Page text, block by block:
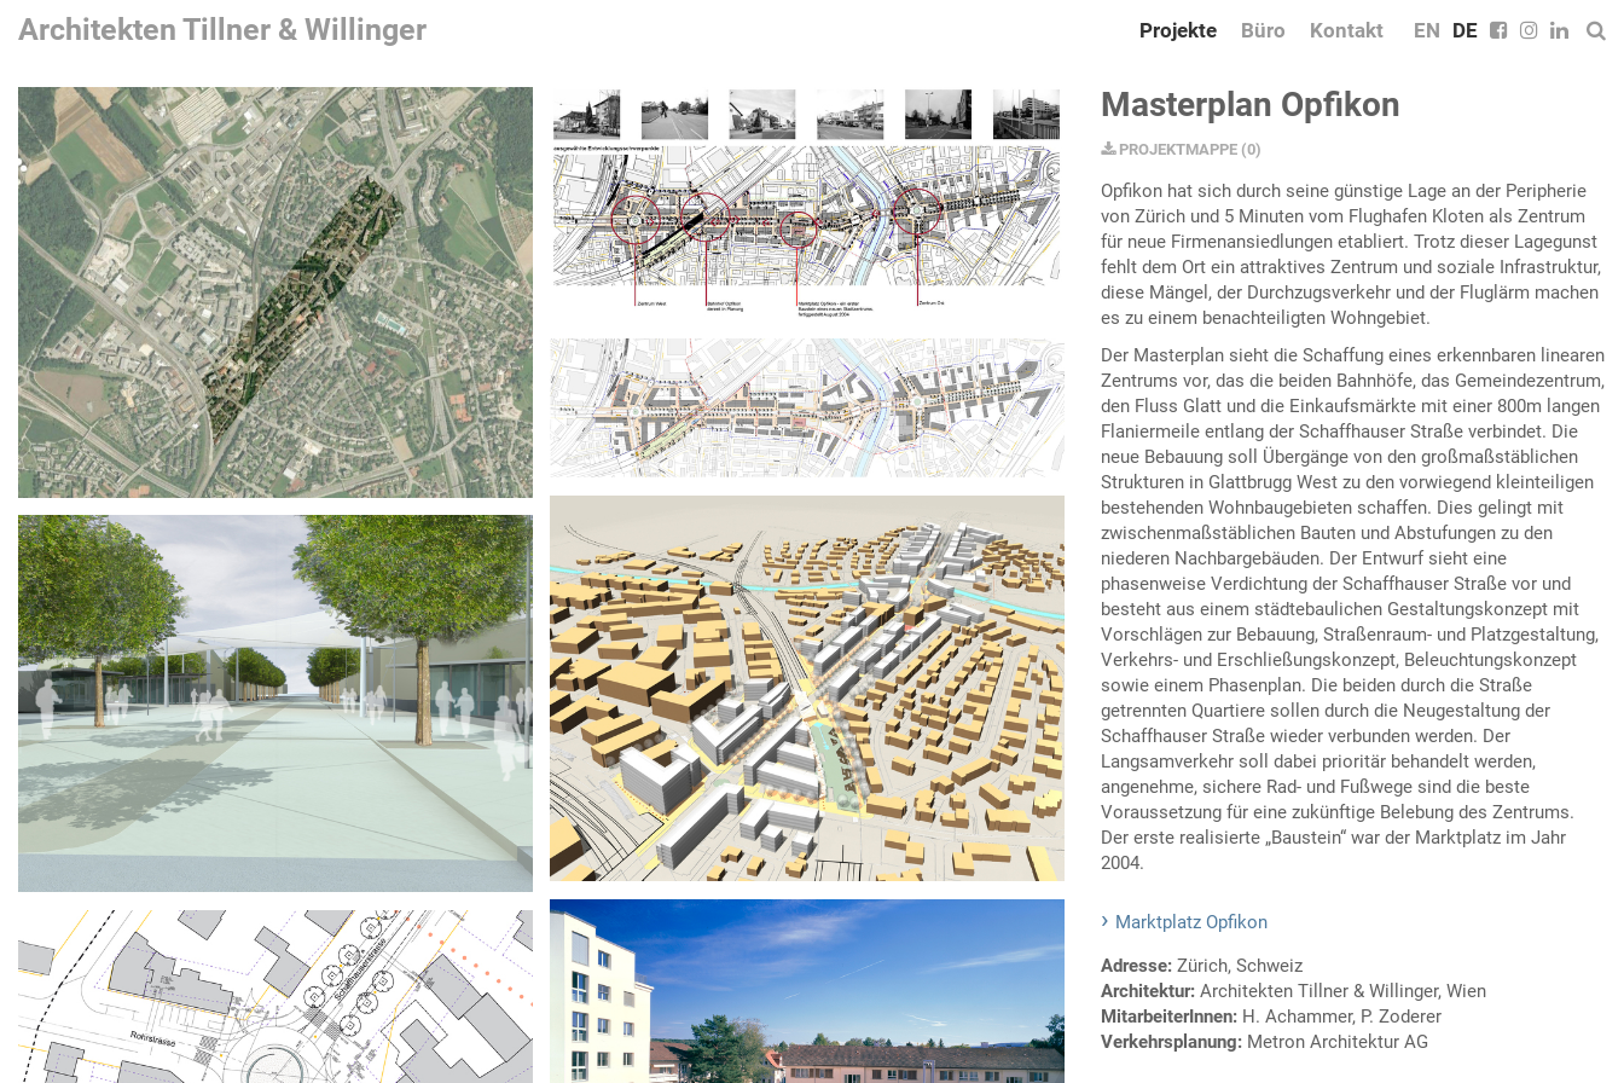
Architekten Tillner & Willinger Projekte Büro Kontakt EN DE
Masterplan Opfikon
PROJEKTMAPPE (0)
Opfikon hat sich durch seine günstige Lage an der Peripherie
von Zürich und 5 Minuten vom Flughafen Kloten als Zentrum
für neue Firmenansiedlungen etabliert. Trotz dieser Lagegunst
fehlt dem Ort ein attraktives Zentrum und soziale Infrastruktur,
diese Mängel, der Durchzugsverkehr und der Fluglärm machen
es zu einem benachteiligten Wohngebiet.
Der Masterplan sieht die Schaffung eines erkennbaren linearen
Zentrums vor, das die beiden Bahnhöfe, das Gemeindezentrum,
den Fluss Glatt und die Einkaufsmärkte mit einer 800m langen
Flaniermeile entlang der Schaffhauser Straße verbindet. Die
neue Bebauung soll Übergänge von den großmaßstäblichen
Strukturen in Glattbrugg West zu den vorwiegend kleinteiligen
bestehenden Wohnbaugebieten schaffen. Dies gelingt mit
zwischenmaßstäblichen Bauten und Abstufungen zu den
niederen Nachbargebäuden. Der Entwurf sieht eine
phasenweise Verdichtung der Schaffhauser Straße vor und
besteht aus einem städtebaulichen Gestaltungskonzept mit
Vorschlägen zur Bebauung, Straßenraum- und Platzgestaltung,
Verkehrs- und Erschließungskonzept, Beleuchtungskonzept
sowie einem Phasenplan. Die beiden durch die Straße
getrennten Quartiere sollen durch die Neugestaltung der
Schaffhauser Straße wieder verbunden werden. Der
Langsamverkehr soll dabei prioritär behandelt werden,
angenehme, sichere Rad- und Fußwege sind die beste
Voraussetzung für eine zukünftige Belebung des Zentrums.
Der erste realisierte „Baustein“ war der Marktplatz im Jahr
2004.
Marktplatz Opfikon
Adresse: Zürich, Schweiz
Architektur: Architekten Tillner & Willinger, Wien
MitarbeiterInnen: H. Achammer, P. Zoderer
Verkehrsplanung: Metron Architektur AG